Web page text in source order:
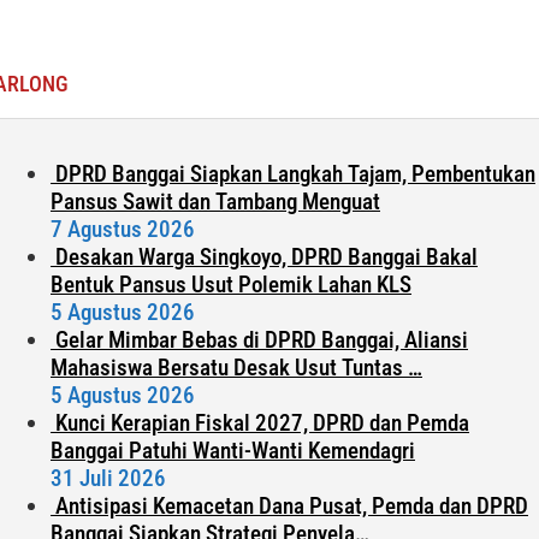
DPRD Banggai Siapkan Langkah Tajam, Pembentukan
Pansus Sawit dan Tambang Menguat
7 Agustus 2026
Desakan Warga Singkoyo, DPRD Banggai Bakal
Bentuk Pansus Usut Polemik Lahan KLS
5 Agustus 2026
Gelar Mimbar Bebas di DPRD Banggai, Aliansi
Mahasiswa Bersatu Desak Usut Tuntas …
5 Agustus 2026
Kunci Kerapian Fiskal 2027, DPRD dan Pemda
Banggai Patuhi Wanti-Wanti Kemendagri
31 Juli 2026
Antisipasi Kemacetan Dana Pusat, Pemda dan DPRD